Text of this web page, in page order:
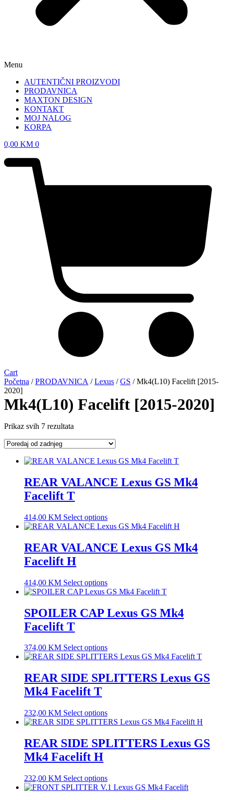
Menu
AUTENTIČNI PROIZVODI
PRODAVNICA
MAXTON DESIGN
KONTAKT
MOJ NALOG
KORPA
0,00 KM 0
Cart
Početna /PRODAVNICA /Lexus /GS / Mk4(L10) Facelift [2015-
2020]
Mk4(L10) Facelift [2015-2020]
Prikaz svih 7 rezultata
REAR VALANCE Lexus GS Mk4
Facelift T
414,00 KM Select options
REAR VALANCE Lexus GS Mk4
Facelift H
414,00 KM Select options
SPOILER CAP Lexus GS Mk4
Facelift T
374,00 KM Select options
REAR SIDE SPLITTERS Lexus GS
Mk4 Facelift T
232,00 KM Select options
REAR SIDE SPLITTERS Lexus GS
Mk4 Facelift H
232,00 KM Select options